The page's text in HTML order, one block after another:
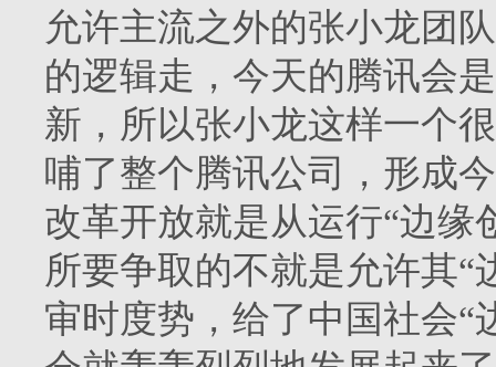
允许主流之外的张小龙团
的逻辑走，今天的腾讯会
新，所以张小龙这样一个
哺了整个腾讯公司，形成
改革开放就是从运行“边缘
所要争取的不就是允许其“
审时度势，给了中国社会“